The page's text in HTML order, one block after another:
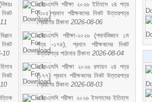
10
এইচএসসি পরীক্ষা ২০২৬ ইতিহাস ২য় পত্র
(৩০৫)প্রধান পরীক্ষকদের নিকট উত্তরপত্র
প্রেরণের ঠিকানা 2026-08-06
এইচএসসি পরীক্ষা-২০২৬ (পদার্থবিজ্ঞান ১ম
পত্র -১৭৪), প্রধান পরীক্ষকদের নিকট
উত্তরপত্র পাঠাবার ঠিকানা 2026-08-04
এইচএসসি পরীক্ষা ২০২৬ রসায়ন ২য় পত্র
(১৭৭) প্রধান পরীক্ষকদের নিকট উত্তরপত্র
প্রেরণের ঠিকানা 2026-08-03
এইচএসসি পরীক্ষা ২০২৬ ইসলামের ইতিহাস